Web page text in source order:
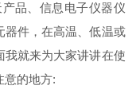
品、信息电子仪器仪
器件，在高温、低温或
我就来为大家讲讲在使
意的地方: